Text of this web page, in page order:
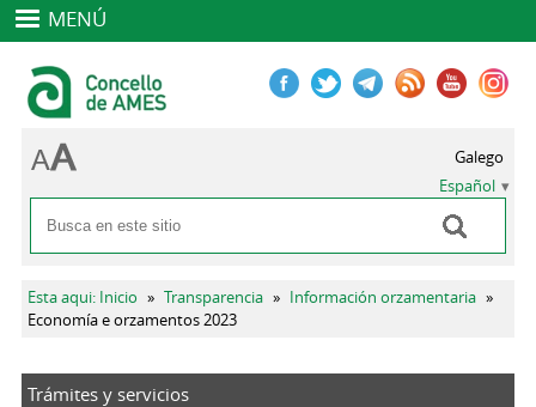
MENÚ
Formulario de búsqueda
Buscar
Galego
Español
Se encuentra usted aquí
Esta aqui: Inicio » Transparencia » Información orzamentaria »
Economía e orzamentos 2023
Trámites y servicios